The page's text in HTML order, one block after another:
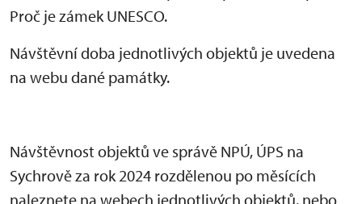
Proč je zámek UNESCO.
Návštěvní doba jednotlivých objektů je uvedena
na webu dané památky.
Návštěvnost objektů ve správě NPÚ, ÚPS na
Sychrově za rok 2024 rozdělenou po měsících
naleznete na webech jednotlivých objektů, nebo